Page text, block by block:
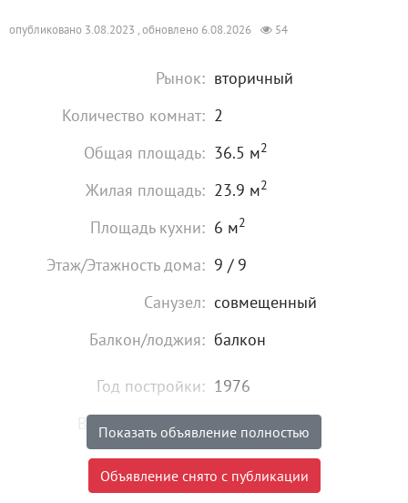
опубликовано 3.08.2023 , обновлено 6.08.2026 54
Рынок: вторичный
Количество комнат: 2
Общая площадь: 36.5 м2
Жилая площадь: 23.9 м2
Площадь кухни: 6 м2
Этаж/Этажность дома: 9 / 9
Санузел: совмещенный
Балкон/лоджия: балкон
Год постройки: 1976
Высота потолков:
Состояние: удовлетворительное
Показать объявление полностью
Объявление снято с публикации